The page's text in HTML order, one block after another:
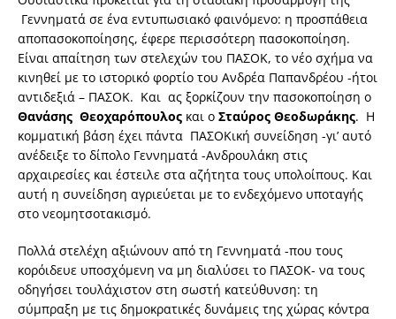
Γεννηματά σε ένα εντυπωσιακό φαινόμενο: η προσπάθεια
αποπασοκοποίησης, έφερε περισσότερη πασοκοποίηση.
Είναι απαίτηση των στελεχών του ΠΑΣΟΚ, το νέο σχήμα να
κινηθεί με το ιστορικό φορτίο του Ανδρέα Παπανδρέου -ήτοι
αντιδεξιά – ΠΑΣΟΚ. Και ας ξορκίζουν την πασοκοποίηση ο
Θανάσης Θεοχαρόπουλος και ο Σταύρος Θεοδωράκης. Η
κομματική βάση έχει πάντα ΠΑΣΟΚική συνείδηση -γι’ αυτό
ανέδειξε το δίπολο Γεννηματά -Ανδρουλάκη στις
αρχαιρεσίες και έστειλε στα αζήτητα τους υπολοίπους. Και
αυτή η συνείδηση αγριεύεται με το ενδεχόμενο υποταγής
στο νεομητσοτακισμό.
Πολλά στελέχη αξιώνουν από τη Γεννηματά -που τους
κορόιδευε υποσχόμενη να μη διαλύσει το ΠΑΣΟΚ- να τους
οδηγήσει τουλάχιστον στη σωστή κατεύθυνση: τη
σύμπραξη με τις δημοκρατικές δυνάμεις της χώρας κόντρα